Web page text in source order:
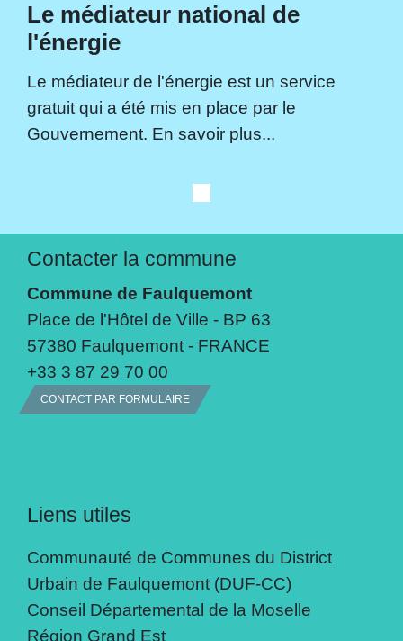
Le médiateur national de
l'énergie
Le médiateur de l'énergie est un service
gratuit qui a été mis en place par le
Gouvernement. En savoir plus...
Contacter la commune
Commune de Faulquemont
Place de l'Hôtel de Ville - BP 63
57380 Faulquemont - FRANCE
+33 3 87 29 70 00
CONTACT PAR FORMULAIRE
Liens utiles
Communauté de Communes du District
Urbain de Faulquemont (DUF-CC)
Conseil Départemental de la Moselle
Région Grand Est